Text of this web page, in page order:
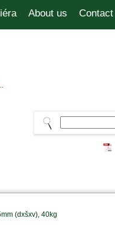
About us Contact
(dxšxv), 40kg